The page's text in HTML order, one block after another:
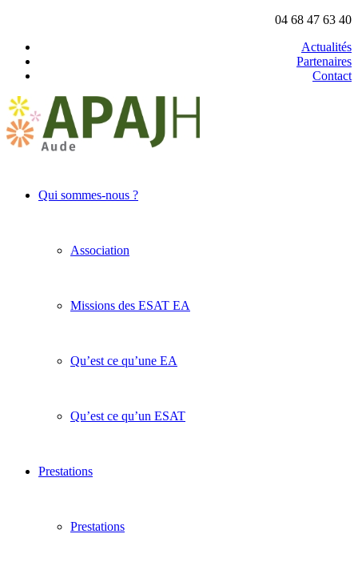
04 68 47 63 40
Actualités
Partenaires
Contact
Qui sommes-nous ?
Association
Missions des ESAT EA
Qu’est ce qu’une EA
Qu’est ce qu’un ESAT
Prestations
Prestations